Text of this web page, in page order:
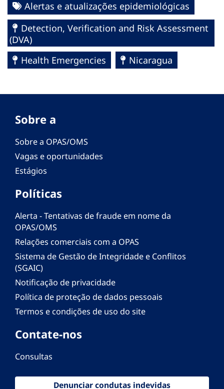
Alertas e atualizações epidemiológicas
Detection, Verification and Risk Assessment
(DVA)
Health Emergencies
Nicaragua
Sobre a
Sobre a OPAS/OMS
Vagas e oportunidades
Estágios
Políticas
Alerta - Tentativas de fraude em nome da
OPAS/OMS
Relações comerciais com a OPAS
Sistema de Gestão de Integridade e Conflitos
(SGAIC)
Notificação de privacidade
Política de proteção de dados pessoais
Termos e condições de uso do site
Contate-nos
Consultas
Denunciar condutas indevidas